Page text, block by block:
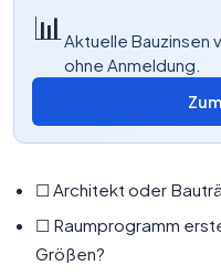
📊 Aktuelle Bauzinsen
ohne Anmeldung.
☐ Architekt oder
☐ Raumprogramm
Größen?